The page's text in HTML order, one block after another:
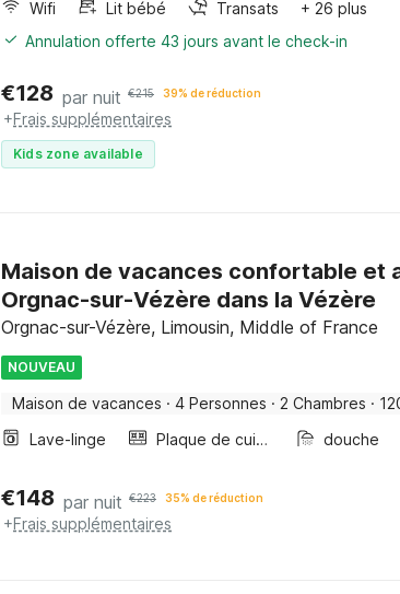
Wifi
Lit bébé Transats
+ 26 plus
Annulation offerte 43 jours avant le check-in
€128 par nuit €215 39% de réduction
+Frais supplémentaires
Kids zone available
Maison de vacances confortable et
Orgnac-sur-Vézère dans la Vézère
Orgnac-sur-Vézère, Limousin, Middle of France
NOUVEAU
Maison de vacances · 4 Personnes · 2 Chambres ·
Lave-linge
Plaque de cuisson douche
€148 par nuit €223 35% de réduction
+Frais supplémentaires